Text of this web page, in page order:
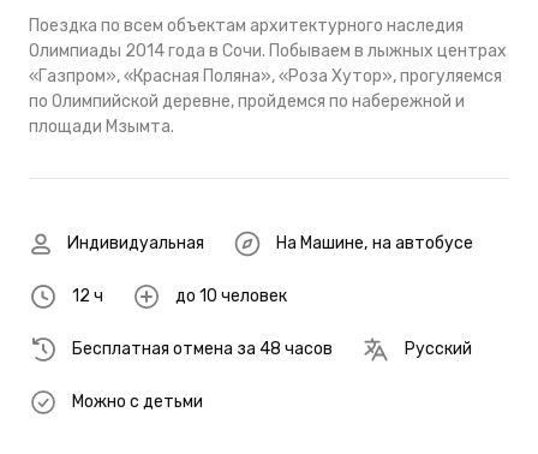
Поездка по всем объектам архитектурного наследия
Олимпиады 2014 года в Сочи. Побываем в лыжных центрах
«Газпром», «Красная Поляна», «Роза Хутор», прогуляемся
по Олимпийской деревне, пройдемся по набережной и
площади Мзымта.
Индивидуальная На Машине, на автобусе
12 ч до 10 человек
Бесплатная отмена за 48 часов Русский
Можно с детьми